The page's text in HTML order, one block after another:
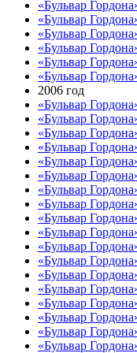
«Бульвар
«Бульвар
«Бульвар
«Бульвар
«Бульвар
«Бульвар
2006 год
«Бульвар
«Бульвар
«Бульвар
«Бульвар
«Бульвар
«Бульвар
«Бульвар
«Бульвар
«Бульвар
«Бульвар
«Бульвар
«Бульвар
«Бульвар
«Бульвар
«Бульвар
«Бульвар
«Бульвар
«Бульвар